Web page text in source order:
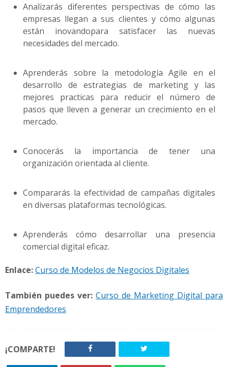
Analizarás diferentes perspectivas de cómo las
empresas llegan a sus clientes y cómo algunas
están inovandopara satisfacer las nuevas
necesidades del mercado.
Aprenderás sobre la metodología Agile en el
desarrollo de estrategias de marketing y las
mejores practicas para reducir el número de
pasos que lleven a generar un crecimiento en el
mercado.
Conocerás la importancia de tener una
organización orientada al cliente.
Compararás la efectividad de campañas digitales
en diversas plataformas tecnológicas.
Aprenderás cómo desarrollar una presencia
comercial digital eficaz.
Enlace:Curso de Modelos de Negocios Digitales
También puedes ver: Curso de Marketing Digital para
Emprendedores
¡COMPARTE!